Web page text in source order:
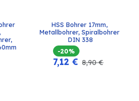
HSS Bohrer 17mm,
Metallbohrer, Spiralbohrer
DIN 338
-20%
7,12 € 8,90€